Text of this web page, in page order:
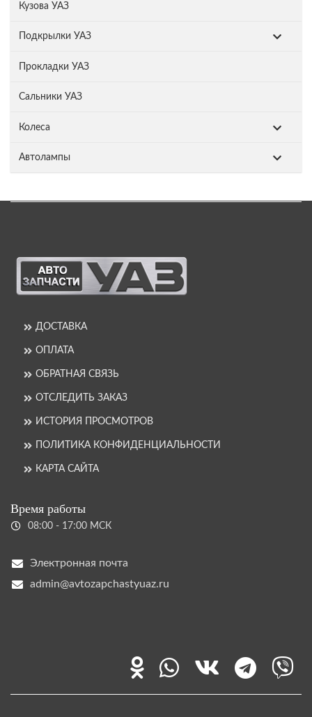
Кузова УАЗ
Подкрылки УАЗ
Прокладки УАЗ
Сальники УАЗ
Колеса
Автолампы
ДОСТАВКА
ОПЛАТА
ОБРАТНАЯ СВЯЗЬ
ОТСЛЕДИТЬ ЗАКАЗ
ИСТОРИЯ ПРОСМОТРОВ
ПОЛИТИКА КОНФИДЕНЦИАЛЬНОСТИ
КАРТА САЙТА
Время работы
08:00 - 17:00 МСК
Электронная почта
admin@avtozapchastyuaz.ru